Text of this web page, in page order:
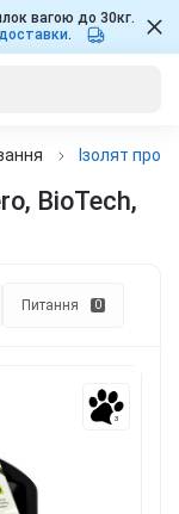
вагою до 30кг.
.
Ізолят
BioTech,
Питання 0
3